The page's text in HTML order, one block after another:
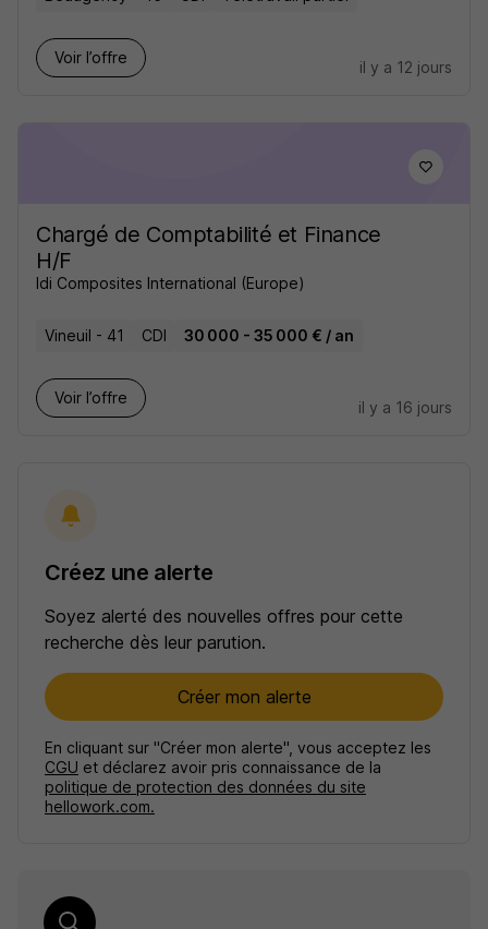
Voir l’offre
il y a 12 jours
Chargé de Comptabilité et Finance
H/F
Idi Composites International (Europe)
Vineuil - 41 CDI 30 000 - 35 000 € / an
Voir l’offre
il y a 16 jours
Créez une alerte
Soyez alerté des nouvelles offres pour cette
recherche dès leur parution.
Créer mon alerte
En cliquant sur "Créer mon alerte", vous acceptez les
CGU et déclarez avoir pris connaissance de la
politique de protection des données du site
hellowork.com.